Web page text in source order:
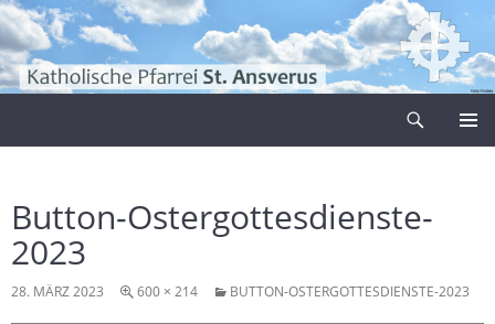
Zum
Inhalt
springen
Button-Ostergottesdienste-
2023
28. MÄRZ 2023 600 × 214 BUTTON-OSTERGOTTESDIENSTE-2023